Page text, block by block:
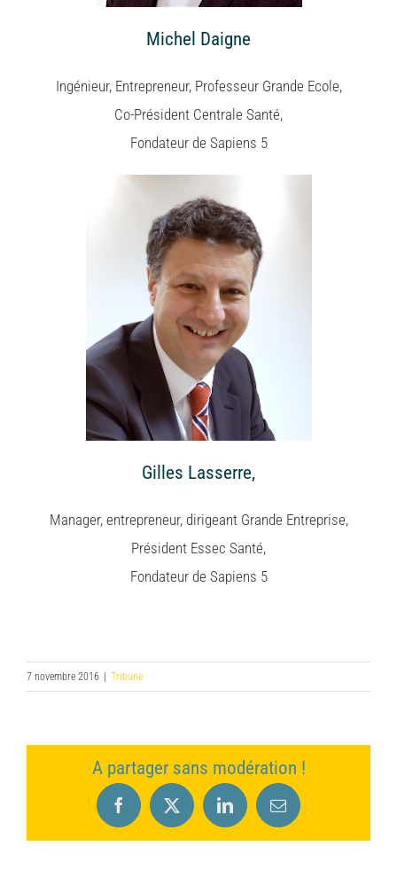
Michel Daigne
Ingénieur, Entrepreneur, Professeur Grande Ecole,
Co-Président Centrale Santé,
Fondateur de Sapiens 5
Gilles Lasserre,
Manager, entrepreneur, dirigeant Grande Entreprise,
Président Essec Santé,
Fondateur de Sapiens 5
7 novembre 2016 | Tribune
A partager sans modération !
Facebook
X LinkedInEmail